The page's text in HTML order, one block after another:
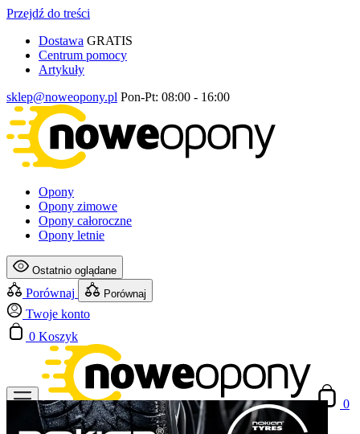
Przejdź do treści
Dostawa GRATIS
Centrum pomocy
Artykuły
sklep@noweopony.pl Pon-Pt: 08:00 - 16:00
Opony
Opony zimowe
Opony całoroczne
Opony letnie
Ostatnio oglądane
Porównaj Porównaj
Twoje konto
0 Koszyk
0